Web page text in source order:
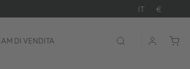
IT €
DI VENDITA